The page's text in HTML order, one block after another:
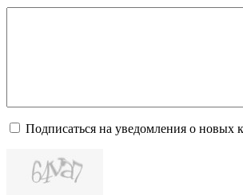
Подписаться на уведомления о новых